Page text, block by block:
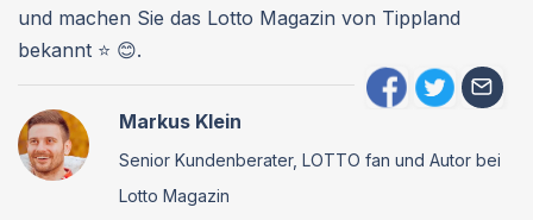
und machen Sie das Lotto Magazin von Tippland
bekannt ⭐ 😊.
Markus Klein
Senior Kundenberater, LOTTO fan und Autor bei
Lotto Magazin